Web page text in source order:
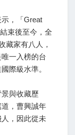
，「Great
束後至今，全
藏家有八人，
一入榜的台
際級水準。
與收藏歷
，曹興誠年
，因此從未